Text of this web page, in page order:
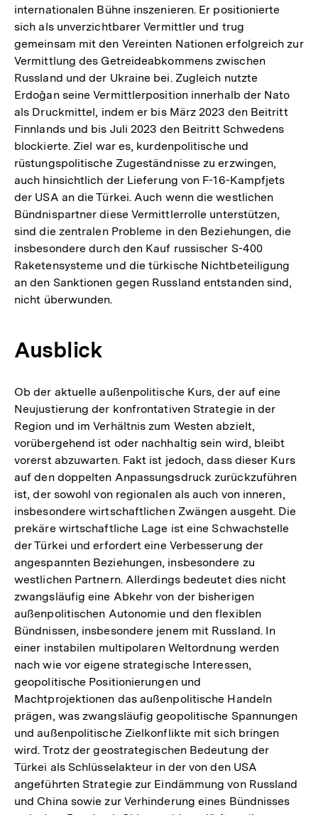
internationalen Bühne inszenieren. Er positionierte
sich als unverzichtbarer Vermittler und trug
gemeinsam mit den Vereinten Nationen erfolgreich zur
Vermittlung des Getreideabkommens zwischen
Russland und der Ukraine bei. Zugleich nutzte
Erdoğan seine Vermittlerposition innerhalb der Nato
als Druckmittel, indem er bis März 2023 den Beitritt
Finnlands und bis Juli 2023 den Beitritt Schwedens
blockierte. Ziel war es, kurdenpolitische und
rüstungspolitische Zugeständnisse zu erzwingen,
auch hinsichtlich der Lieferung von F-16-Kampfjets
der USA an die Türkei. Auch wenn die westlichen
Bündnispartner diese Vermittlerrolle unterstützen,
sind die zentralen Probleme in den Beziehungen, die
insbesondere durch den Kauf russischer S-400
Raketensysteme und die türkische Nichtbeteiligung
an den Sanktionen gegen Russland entstanden sind,
nicht überwunden.
Ausblick
Ob der aktuelle außenpolitische Kurs, der auf eine
Neujustierung der konfrontativen Strategie in der
Region und im Verhältnis zum Westen abzielt,
vorübergehend ist oder nachhaltig sein wird, bleibt
vorerst abzuwarten. Fakt ist jedoch, dass dieser Kurs
auf den doppelten Anpassungsdruck zurückzuführen
ist, der sowohl von regionalen als auch von inneren,
insbesondere wirtschaftlichen Zwängen ausgeht. Die
prekäre wirtschaftliche Lage ist eine Schwachstelle
der Türkei und erfordert eine Verbesserung der
angespannten Beziehungen, insbesondere zu
westlichen Partnern. Allerdings bedeutet dies nicht
zwangsläufig eine Abkehr von der bisherigen
außenpolitischen Autonomie und den flexiblen
Bündnissen, insbesondere jenem mit Russland. In
einer instabilen multipolaren Weltordnung werden
nach wie vor eigene strategische Interessen,
geopolitische Positionierungen und
Machtprojektionen das außenpolitische Handeln
prägen, was zwangsläufig geopolitische Spannungen
und außenpolitische Zielkonflikte mit sich bringen
wird. Trotz der geostrategischen Bedeutung der
Türkei als Schlüsselakteur in der von den USA
angeführten Strategie zur Eindämmung von Russland
und China sowie zur Verhinderung eines BündnissesZum